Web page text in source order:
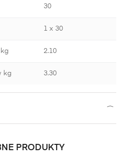
30
1 x 30
2.10
kg 3.30
PRODUKTY